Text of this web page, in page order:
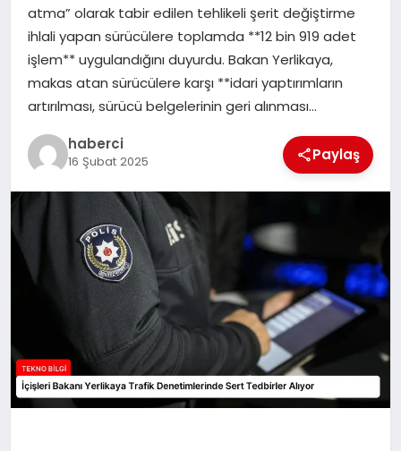
SPOR
TEKNOLOJI
YAŞAM
atma” olarak tabir edilen tehlikeli şerit değiştirme
ihlali yapan sürücülere toplamda **12 bin 919 adet
işlem** uygulandığını duyurdu. Bakan Yerlikaya,
makas atan sürücülere karşı **idari yaptırımların
artırılması, sürücü belgelerinin geri alınması…
haberci
16 Şubat 2025 Paylaş